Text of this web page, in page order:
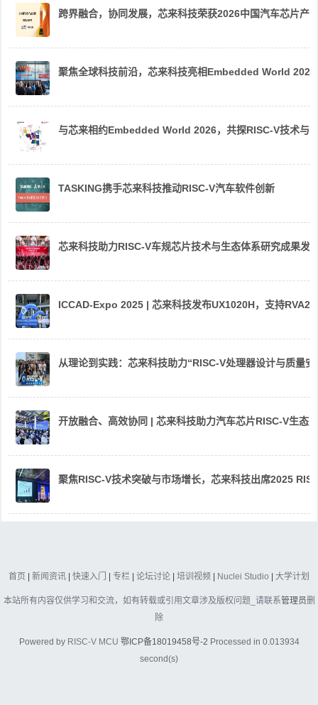
跨界融合，协同发展，芯来科技荣获2026中国汽车芯片产
聚焦全球科技前沿，芯来科技亮相Embedded World 2026
与芯来相约Embedded World 2026，共探RISC-V技术与
TASKING携手芯来科技推动RISC-V汽车软件创新
芯来科技助力RISC-V车规芯片技术与生态体系研究成果发
ICCAD-Expo 2025 | 芯来科技发布UX1020H，支持
从理论到实践：芯来科技助力“RISC-V处理器设计与质量
开放融合、高效协同 | 芯来科技助力汽车芯片RISC-V生态
聚焦RISC-V技术突破与市场增长，芯来科技出席2025
首页 新闻资讯 快速入门 专栏 论坛讨论 培训视频 Nuclei Studio 大学计划
本站所有内容仅供学习和交流，如有转载或引用文章涉及版权问题_请联系管理员删
除
Powered by RISC-V MCU 鄂ICP备18019458号-2 Processed in 0.013934
second(s)